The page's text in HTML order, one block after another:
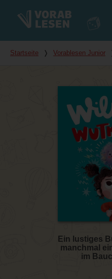
Du bist hier
Startseite ❭ Vorablesen Junior
Ein lustiges
manchmal
im